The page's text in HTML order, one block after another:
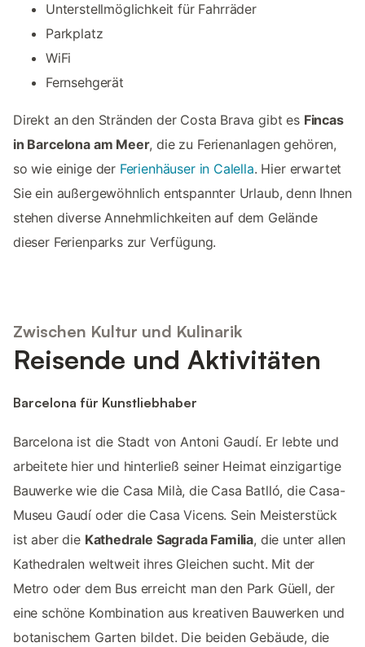
Unterstellmöglichkeit für Fahrräder
Parkplatz
WiFi
Fernsehgerät
Direkt an den Stränden der Costa Brava gibt es Fincas
in Barcelona am Meer, die zu Ferienanlagen gehören,
so wie einige der Ferienhäuser in Calella. Hier erwartet
Sie ein außergewöhnlich entspannter Urlaub, denn Ihnen
stehen diverse Annehmlichkeiten auf dem Gelände
dieser Ferienparks zur Verfügung.
Zwischen Kultur und Kulinarik
Reisende und Aktivitäten
Barcelona für Kunstliebhaber
Barcelona ist die Stadt von Antoni Gaudí. Er lebte und
arbeitete hier und hinterließ seiner Heimat einzigartige
Bauwerke wie die Casa Milà, die Casa Batlló, die Casa-
Museu Gaudí oder die Casa Vicens. Sein Meisterstück
ist aber die Kathedrale Sagrada Familia, die unter allen
Kathedralen weltweit ihres Gleichen sucht. Mit der
Metro oder dem Bus erreicht man den Park Güell, der
eine schöne Kombination aus kreativen Bauwerken und
botanischem Garten bildet. Die beiden Gebäude, die